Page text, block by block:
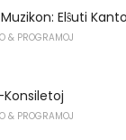
Elŝuti
& PROGRAMOJ
& PROGRAMOJ